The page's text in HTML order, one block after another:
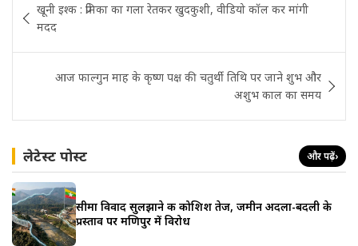
navigation
खूनी इश्क : प्रेमिका का गला रेतकर खुदकुशी, वीडियो कॉल कर मांगी
मदद
आज फाल्गुन माह के कृष्ण पक्ष की चतुर्थी तिथि पर जाने शुभ और
अशुभ काल का समय
लेटेस्ट पोस्ट और पढ़ें›
सीमा विवाद सुलझाने की कोशिश तेज, जमीन अदला-बदली के
प्रस्ताव पर मणिपुर में विरोध